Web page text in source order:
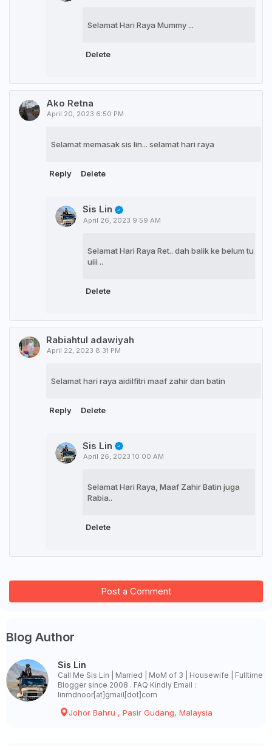
Selamat Hari Raya Mummy ...
Delete
Ako Retna
April 20, 2023 6:50 PM
Selamat memasak sis lin... selamat hari raya
Reply Delete
Sis Lin
April 26, 2023 9:59 AM
Selamat Hari Raya Ret.. dah balik ke belum tu
uiii ..
Delete
Rabiahtul adawiyah
April 22, 2023 8:31 PM
Selamat hari raya aidilfitri maaf zahir dan batin
Reply Delete
Sis Lin
April 26, 2023 10:00 AM
Selamat Hari Raya, Maaf Zahir Batin juga
Rabia..
Delete
Post a Comment
Blog Author
Sis Lin
Call Me Sis Lin | Married | MoM of 3 | Housewife | Fulltime
Blogger since 2008 . FAQ Kindly Email :
linmdnoor[at]gmail[dot]com
Johor Bahru , Pasir Gudang, Malaysia